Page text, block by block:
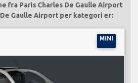
fra Paris Charles De Gaulle Airport
De Gaulle Airport per kategori er:
MINI